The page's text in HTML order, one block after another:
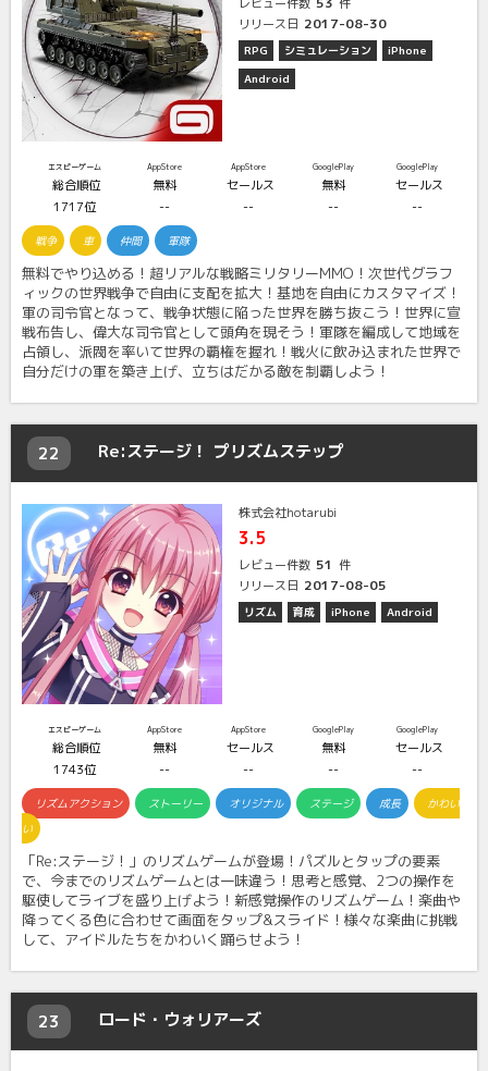
リリース日 2017-08-30
RPG シミュレーション
iPhone
Android
エスピーゲーム
総合順位
1717位
AppStore
無料
--
AppStore
セールス
--
GooglePlay
無料
--
GooglePlay
セールス
--
戦争 車 仲間 軍隊
無料でやり込める！超リアルな戦略ミリタリーMMO！次世代グラフ
ィックの世界戦争で自由に支配を拡大！基地を自由にカスタマイズ！
軍の司令官となって、戦争状態に陥った世界を勝ち抜こう！世界に宣
戦布告し、偉大な司令官として頭角を現そう！軍隊を編成して地域を
占領し、派閥を率いて世界の覇権を握れ！戦火に飲み込まれた世界で
自分だけの軍を築き上げ、立ちはだかる敵を制覇しよう！
22 Re:ステージ！ プリズムステップ
株式会社hotarubi
3.5
レビュー件数 51 件
リリース日 2017-08-05
リズム 育成 iPhone Android
エスピーゲーム
総合順位
1743位
AppStore
無料
--
AppStore
セールス
--
GooglePlay
無料
--
GooglePlay
セールス
--
リズムアクション ストーリー オリジナル ステージ 成長
かわい
い
「Re:ステージ！」のリズムゲームが登場！パズルとタップの要素
で、今までのリズムゲームとは一味違う！思考と感覚、2つの操作を
駆使してライブを盛り上げよう！新感覚操作のリズムゲーム！楽曲や
降ってくる色に合わせて画面をタップ&スライド！様々な楽曲に挑戦
して、アイドルたちをかわいく踊らせよう！
23 ロード・ウォリアーズ